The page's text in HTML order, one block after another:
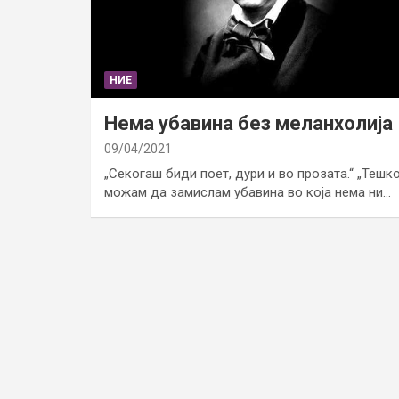
НИЕ
Нема убавина без меланхолија
09/04/2021
„Секогаш биди поет, дури и во прозата.“
можам да замислам убавина во која нема ни…